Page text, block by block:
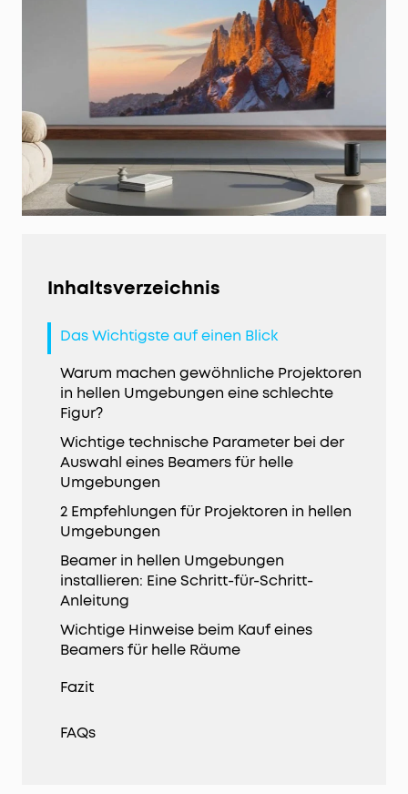
Inhaltsverzeichnis
Das Wichtigste auf einen Blick
Warum machen gewöhnliche Projektoren
in hellen Umgebungen eine schlechte
Figur?
Wichtige technische Parameter bei der
Auswahl eines Beamers für helle
Umgebungen
2 Empfehlungen für Projektoren in hellen
Umgebungen
Beamer in hellen Umgebungen
installieren: Eine Schritt-für-Schritt-
Anleitung
Wichtige Hinweise beim Kauf eines
Beamers für helle Räume
Fazit
FAQs